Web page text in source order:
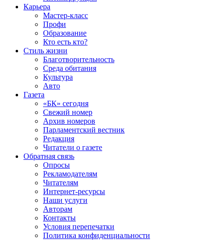
Карьера
Мастер-класс
Профи
Образование
Кто есть кто?
Стиль жизни
Благотворительность
Среда обитания
Культура
Авто
Газета
«БК» сегодня
Свежий номер
Архив номеров
Парламентский вестник
Редакция
Читатели о газете
Обратная связь
Опросы
Рекламодателям
Читателям
Интернет-ресурсы
Наши услуги
Авторам
Контакты
Условия перепечатки
Политика конфиденциальности